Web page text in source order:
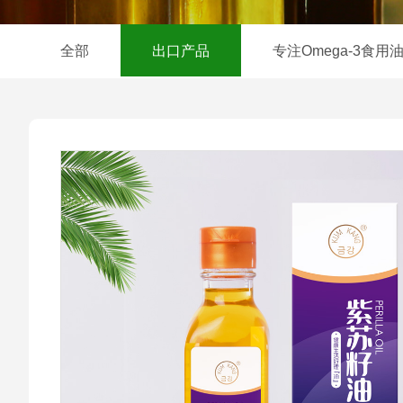
全部 出口产品 专注Omega-3食用油